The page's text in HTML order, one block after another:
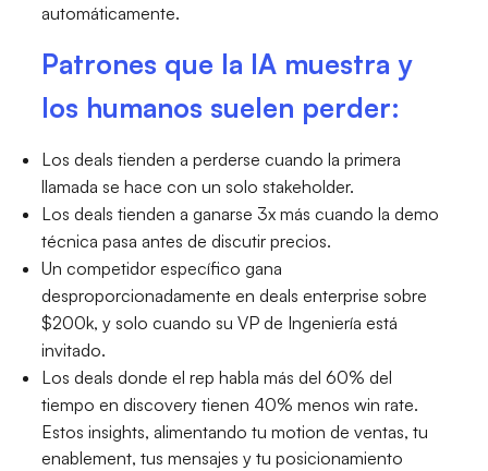
automáticamente.
Patrones que la IA muestra y
los humanos suelen perder:
Los deals tienden a perderse cuando la primera
llamada se hace con un solo stakeholder.
Los deals tienden a ganarse 3x más cuando la demo
técnica pasa antes de discutir precios.
Un competidor específico gana
desproporcionadamente en deals enterprise sobre
$200k, y solo cuando su VP de Ingeniería está
invitado.
Los deals donde el rep habla más del 60% del
tiempo en discovery tienen 40% menos win rate.
Estos insights, alimentando tu motion de ventas, tu
enablement, tus mensajes y tu posicionamiento